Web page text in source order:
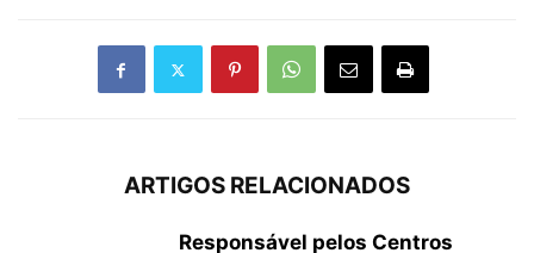
ARTIGOS RELACIONADOS
Responsável pelos Centros